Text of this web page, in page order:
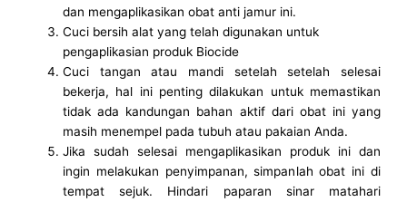
dan mengaplikasikan obat anti jamur ini.
Cuci bersih alat yang telah digunakan untuk
pengaplikasian produk Biocide
Cuci tangan atau mandi setelah setelah selesai
bekerja, hal ini penting dilakukan untuk memastikan
tidak ada kandungan bahan aktif dari obat ini yang
masih menempel pada tubuh atau pakaian Anda.
Jika sudah selesai mengaplikasikan produk ini dan
ingin melakukan penyimpanan, simpanlah obat ini di
tempat sejuk. Hindari paparan sinar matahari